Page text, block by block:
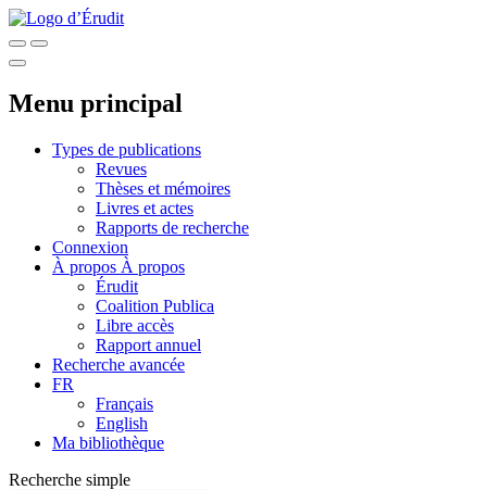
Menu principal
Types de publications
Revues
Thèses et mémoires
Livres et actes
Rapports de recherche
Connexion
À propos À propos
Érudit
Coalition Publica
Libre accès
Rapport annuel
Recherche avancée
FR
Français
English
Ma bibliothèque
Recherche simple